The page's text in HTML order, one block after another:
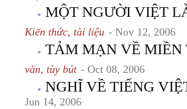
MỘT NGƯỜI VIỆT
Kiến thức, tài liệu - Nov 12, 2006
TẢM MẠN VỀ MIỀN
văn, tùy bút - Oct 08, 2006
NGHĨ VỀ TIẾNG
Jun 14, 2006